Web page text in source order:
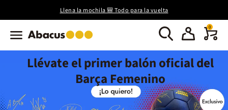
Llena la mochila 🎒 Todo para la vuelta
0
Llévate el primer balón oficial del
Barça Femenino